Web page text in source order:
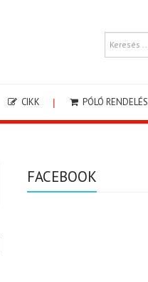
CIKK PÓLÓ RENDELÉS
FACEBOOK